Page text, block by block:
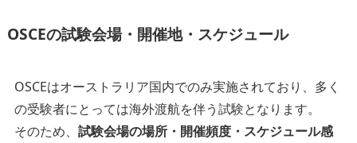
OSCEの試験会場・開催地・スケジュール
OSCEはオーストラリア国内でのみ実施されており、多く
の受験者にとっては海外渡航を伴う試験となります。
そのため、 試験会場の場所・開催頻度・スケジュール感